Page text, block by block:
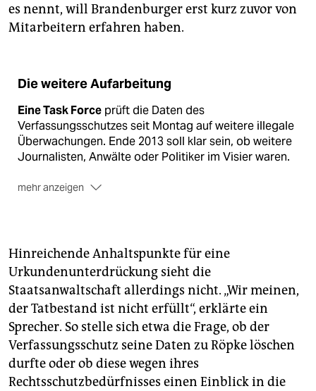
es nennt, will Brandenburger erst kurz zuvor von
Mitarbeitern erfahren haben.
Die weitere Aufarbeitung
Eine Task Force prüft die Daten des
Verfassungsschutzes seit Montag auf weitere illegale
Überwachungen. Ende 2013 soll klar sein, ob weitere
Journalisten, Anwälte oder Politiker im Visier waren.
mehr anzeigen
Expertengruppe. Eine überparteiliche
Enquetekommission fordern CDU und FDP statt des
rot-grünen Gremiums.
Auch voneinem Untersuchungsausschuss ist die
Rede.
Hinreichende Anhaltspunkte für eine
Urkundenunterdrückung sieht die
Staatsanwaltschaft allerdings nicht. „Wir meinen,
der Tatbestand ist nicht erfüllt“, erklärte ein
Sprecher. So stelle sich etwa die Frage, ob der
Verfassungsschutz seine Daten zu Röpke löschen
durfte oder ob diese wegen ihres
Rechtsschutzbedürfnisses einen Einblick in die